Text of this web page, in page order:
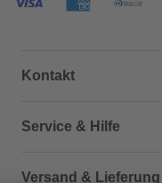
Kontakt
Dein Kontakt zu uns
Service & Hilfe
Häufige Fragen (FAQ)
Versand & Lieferung